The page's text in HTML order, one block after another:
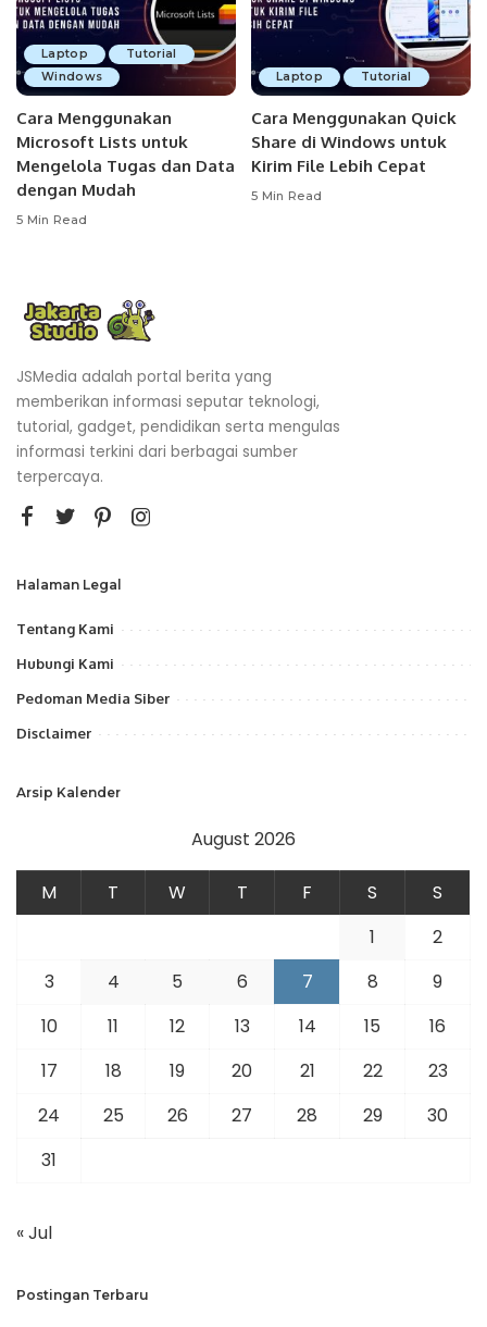
Laptop
Tutorial
Windows
Cara Menggunakan
Microsoft Lists untuk
Mengelola Tugas dan Data
dengan Mudah
5 Min Read
Laptop Tutorial
Cara Menggunakan Quick
Share di Windows untuk
Kirim File Lebih Cepat
5 Min Read
JSMedia adalah portal berita yang
memberikan informasi seputar teknologi,
tutorial, gadget, pendidikan serta mengulas
informasi terkini dari berbagai sumber
terpercaya.
Halaman Legal
Tentang Kami
Hubungi Kami
Pedoman Media Siber
Disclaimer
Arsip Kalender
August 2026
M T W T F S
S
1
2
3
4 5 6 7 8
9
10
11 12 13 14 15
16
17
18 19 20 21 22
23
24
25 26 27 28 29
30
31
« Jul
Postingan Terbaru